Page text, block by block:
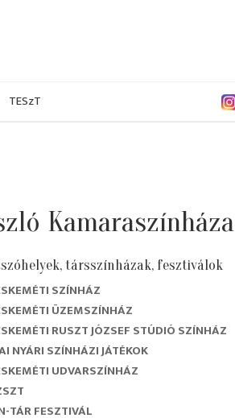
TESzT
Kamaraszínháza
2011. április
társszínházak, fesztiválok
SZÍNHÁZ
ÜZEMSZÍNHÁZ
RUSZT JÓZSEF STÚDIÓ SZÍNHÁZ
NYÁRI SZÍNHÁZI JÁTÉKOK
UDVARSZÍNHÁZ
TÁR FESZTIVÁL